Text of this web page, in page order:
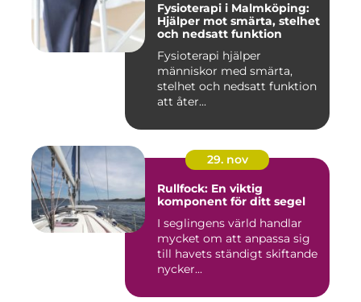
Fysioterapi i Malmköping:
Hjälper mot smärta, stelhet
och nedsatt funktion
Fysioterapi hjälper
människor med smärta,
stelhet och nedsatt funktion
att åter...
29. nov
Rullfock: En viktig
komponent för ditt segel
I seglingens värld handlar
mycket om att anpassa sig
till havets ständigt skiftande
nycker...